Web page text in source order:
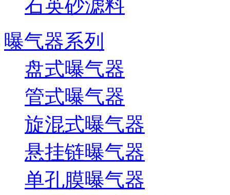
石英砂滤料
曝气器系列
盘式曝气器
管式曝气器
旋混式曝气器
悬挂链曝气器
单孔膜曝气器